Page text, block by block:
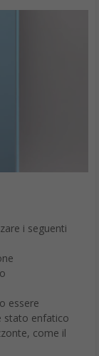
i seguenti
essere
stato enfatico
come il